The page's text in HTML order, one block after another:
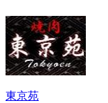
東京苑